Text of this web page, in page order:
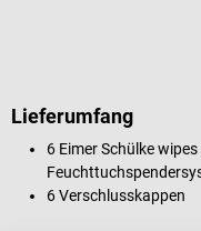
Lieferumfang
6 Eimer Schülke
6 Verschlusskappen